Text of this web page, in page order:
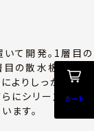
いて開発。1層目の
の散水板から
よりしっかりと浴
にシリーズの製
ます。
カート